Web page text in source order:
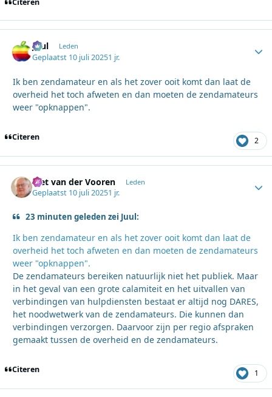
Citeren
Juul Leden
Geplaatst 10 juli 20251 jr.
Ik ben zendamateur en als het zover ooit komt dan laat de
overheid het toch afweten en dan moeten de zendamateurs
weer "opknappen".
Citeren 2
Piet van der Vooren Leden
Geplaatst 10 juli 20251 jr.
23 minuten geleden zei Juul:
Ik ben zendamateur en als het zover ooit komt dan laat de
overheid het toch afweten en dan moeten de zendamateurs
weer "opknappen".
De zendamateurs bereiken natuurlijk niet het publiek. Maar
in het geval van een grote calamiteit en het uitvallen van
verbindingen van hulpdiensten bestaat er altijd nog DARES,
het noodwetwerk van de zendamateurs. Die kunnen dan
verbindingen verzorgen. Daarvoor zijn per regio afspraken
gemaakt tussen de overheid en de zendamateurs.
Citeren 1